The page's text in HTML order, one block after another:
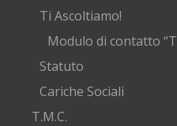
Ti Ascoltiamo!
Modulo di contatto
Statuto
Cariche Sociali
T.M.C.